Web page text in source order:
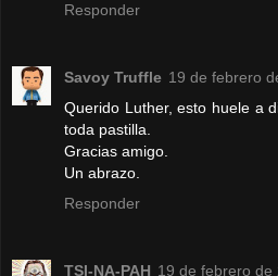
Responder
Savoy Truffle 19 de febrero
Querido Luther, esto huele a
toda pastilla.
Gracias amigo.
Un abrazo.
Responder
TSI-NA-PAH 19 de febrero de